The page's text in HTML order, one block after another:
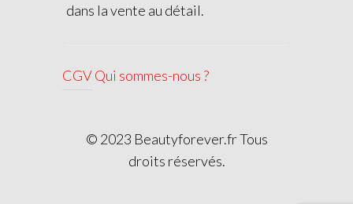
dans la vente au détail.
CGVQui sommes-nous ?
© 2023 Beautyforever.fr Tous
droits réservés.